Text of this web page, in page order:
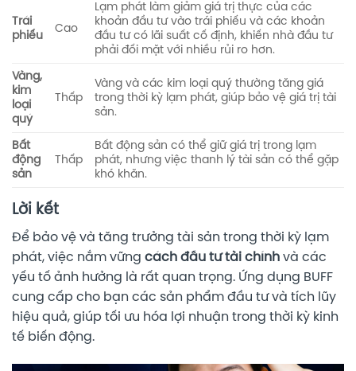
Trái
phiếu
Cao
Lạm phát làm giảm giá trị thực của các
khoản đầu tư vào trái phiếu và các khoản
đầu tư có lãi suất cố định, khiến nhà đầu tư
phải đối mặt với nhiều rủi ro hơn.
Vàng,
kim
loại
quý
Thấp
Vàng và các kim loại quý thường tăng giá
trong thời kỳ lạm phát, giúp bảo vệ giá trị tài
sản.
Bất
động
sản
Thấp
Bất động sản có thể giữ giá trị trong lạm
phát, nhưng việc thanh lý tài sản có thể gặp
khó khăn.
Lời kết
Để bảo vệ và tăng trưởng tài sản trong thời kỳ lạm
phát, việc nắm vững cách đầu tư tài chính và các
yếu tố ảnh hưởng là rất quan trọng. Ứng dụng BUFF
cung cấp cho bạn các sản phẩm đầu tư và tích lũy
hiệu quả, giúp tối ưu hóa lợi nhuận trong thời kỳ kinh
tế biến động.